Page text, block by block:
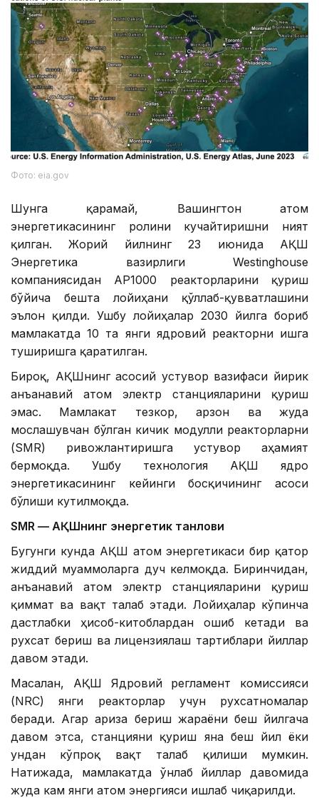
Фото: eia.gov
Шунга қарамай, Вашингтон атом
энергетикасининг ролини кучайтиришни ният
қилган. Жорий йилнинг 23 июнида АҚШ
Энергетика вазирлиги Westinghouse
компаниясидан AP1000 реакторларини қуриш
бўйича бешта лойиҳани қўллаб-қувватлашини
эълон қилди. Ушбу лойиҳалар 2030 йилга бориб
мамлакатда 10 та янги ядровий реакторни ишга
туширишга қаратилган.
Бироқ, АҚШнинг асосий устувор вазифаси йирик
анъанавий атом электр станцияларини қуриш
эмас. Мамлакат тезкор, арзон ва жуда
мослашувчан бўлган кичик модулли реакторларни
(SMR) ривожлантиришга устувор аҳамият
бермоқда. Ушбу технология АҚШ ядро
энергетикасининг кейинги босқичининг асоси
бўлиши кутилмоқда.
SMR — АҚШнинг энергетик танлови
Бугунги кунда АҚШ атом энергетикаси бир қатор
жиддий муаммоларга дуч келмоқда. Биринчидан,
анъанавий атом электр станцияларини қуриш
қиммат ва вақт талаб этади. Лойиҳалар кўпинча
дастлабки ҳисоб-китоблардан ошиб кетади ва
рухсат бериш ва лицензиялаш тартиблари йиллар
давом этади.
Масалан, АҚШ Ядровий регламент комиссияси
(NRC) янги реакторлар учун рухсатномалар
беради. Агар ариза бериш жараёни беш йилгача
давом этса, станцияни қуриш яна беш йил ёки
ундан кўпроқ вақт талаб қилиши мумкин.
Натижада, мамлакатда ўнлаб йиллар давомида
жуда кам янги атом энергияси ишлаб чиқарилди.